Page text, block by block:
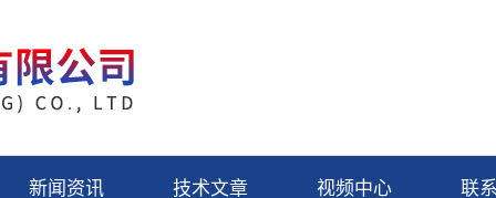
新闻资讯 技术文章 视频中心 联